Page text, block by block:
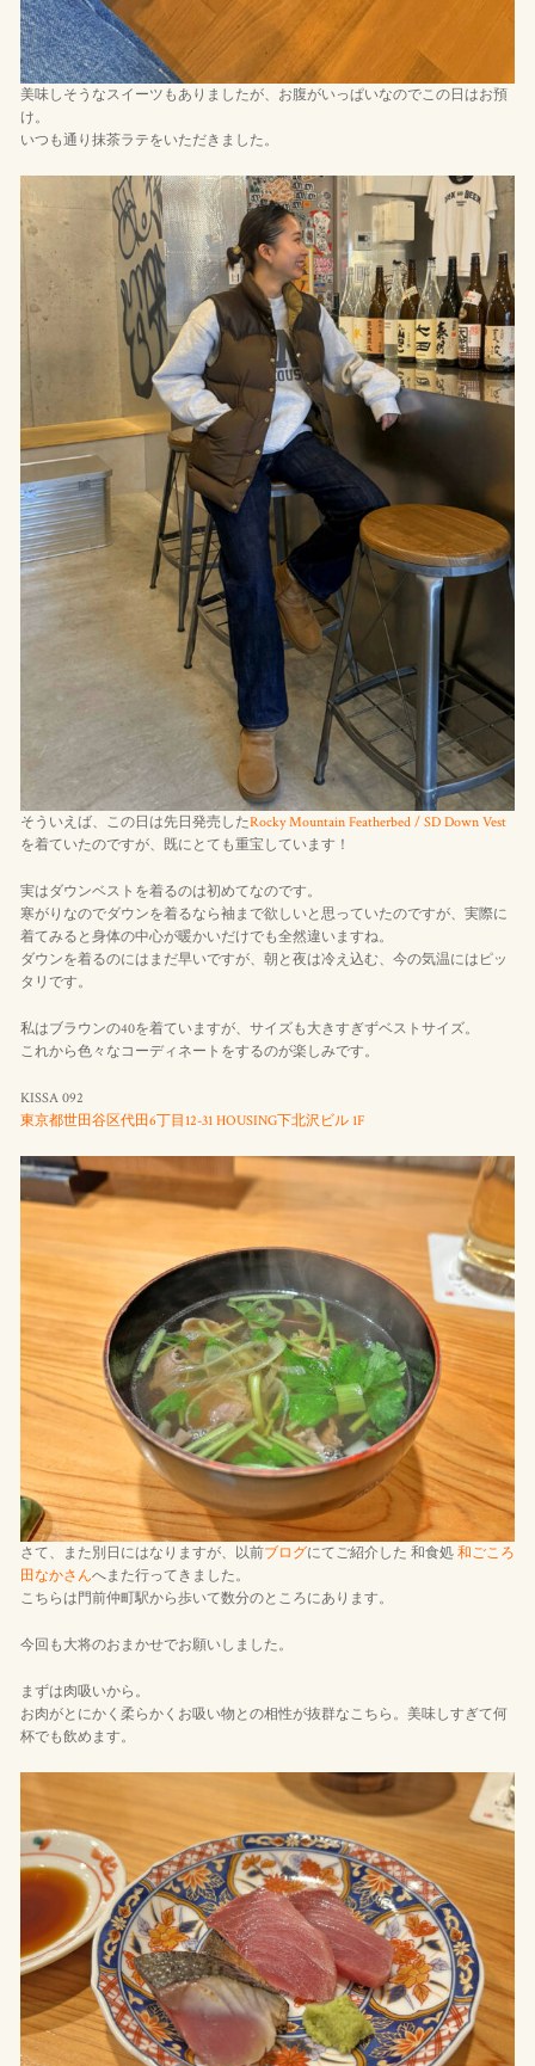
美味しそうなスイーツもありましたが、お腹がいっぱいなのでこの日はお預
け。
いつも通り抹茶ラテをいただきました。
そういえば、この日は先日発売したRocky Mountain Featherbed / SD Down Vest
を着ていたのですが、既にとても重宝しています！
実はダウンベストを着るのは初めてなのです。
寒がりなのでダウンを着るなら袖まで欲しいと思っていたのですが、実際に
着てみると身体の中心が暖かいだけでも全然違いますね。
ダウンを着るのにはまだ早いですが、朝と夜は冷え込む、今の気温にはピッ
タリです。
私はブラウンの40を着ていますが、サイズも大きすぎずベストサイズ。
これから色々なコーディネートをするのが楽しみです。
KISSA 092
東京都世田谷区代田6丁目12-31 HOUSING下北沢ビル 1F
さて、また別日にはなりますが、以前ブログにてご紹介した 和食処 和ごころ
田なかさんへまた行ってきました。
こちらは門前仲町駅から歩いて数分のところにあります。
今回も大将のおまかせでお願いしました。
まずは肉吸いから。
お肉がとにかく柔らかくお吸い物との相性が抜群なこちら。美味しすぎて何
杯でも飲めます。